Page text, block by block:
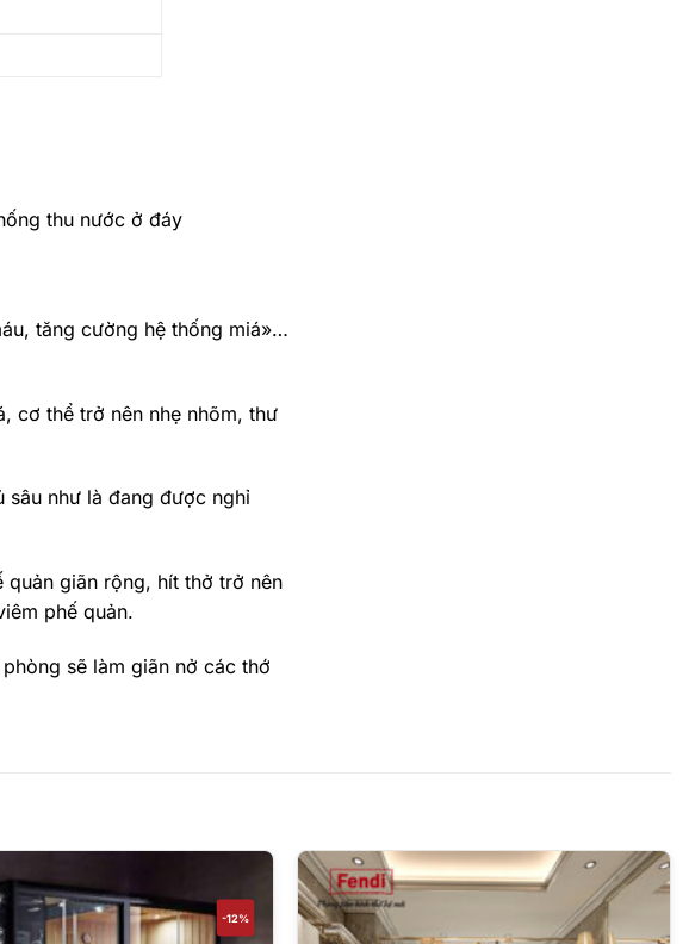
thu nước ở đáy
tăng cường hệ thống miá»…
cơ thể trở nên nhẹ nhõm, thư
sâu như là đang được nghỉ
giãn rộng, hít thở trở nên
phế quản.
sẽ làm giãn nở các thớ
-12%